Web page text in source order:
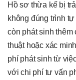
Hồ sơ thừa kế bị
không đúng trình
còn phát sinh thêm
thuật hoặc xác
phí phát sinh từ
với chi phí tư vấn